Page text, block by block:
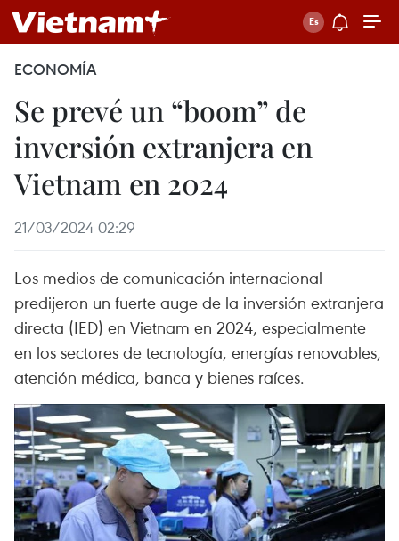
ECONOMÍA
Se prevé un “boom” de
inversión extranjera en
Vietnam en 2024
21/03/2024 02:29
Los medios de comunicación internacional
predijeron un fuerte auge de la inversión extranjera
directa (IED) en Vietnam en 2024, especialmente
en los sectores de tecnología, energías renovables,
atención médica, banca y bienes raíces.